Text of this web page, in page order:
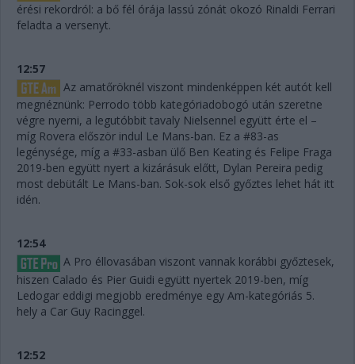
érési rekordról: a bő fél órája lassú zónát okozó Rinaldi Ferrari
feladta a versenyt.
12:57
Az amatőröknél viszont mindenképpen két autót kell
megnéznünk: Perrodo több kategóriadobogó után szeretne
végre nyerni, a legutóbbit tavaly Nielsennel együtt érte el –
míg Rovera először indul Le Mans-ban. Ez a #83-as
legénysége, míg a #33-asban ülő Ben Keating és Felipe Fraga
2019-ben együtt nyert a kizárásuk előtt, Dylan Pereira pedig
most debütált Le Mans-ban. Sok-sok első győztes lehet hát itt
idén.
12:54
A Pro éllovasában viszont vannak korábbi győztesek,
hiszen Calado és Pier Guidi együtt nyertek 2019-ben, míg
Ledogar eddigi megjobb eredménye egy Am-kategóriás 5.
hely a Car Guy Racinggel.
12:52